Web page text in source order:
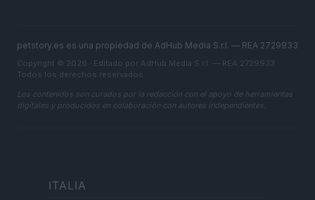
petstory.es es una propiedad de AdHub Media S.r.l. — REA 2729933
Copyright © 2026 · Editado por AdHub Media S.r.l. — REA 2729933
Todos los derechos reservados
Los contenidos son curados por la redacción con el apoyo de herramientas
digitales y producidos en colaboración con autores independientes.
ITALIA